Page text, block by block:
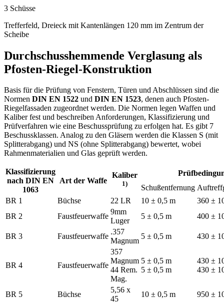
3 Schüsse
Trefferfeld, Dreieck mit Kantenlängen 120 mm im Zentrum der
Scheibe
Durchschusshemmende Verglasung als
Pfosten-Riegel-Konstruktion
Basis für die Prüfung von Fenstern, Türen und Abschlüssen sind die
Normen DIN EN 1522 und DIN EN 1523, denen auch Pfosten-
Riegelfassaden zugeordnet werden. Die Normen legen Waffen und
Kaliber fest und beschreiben Anforderungen, Klassifizierung und
Prüfverfahren wie eine Beschussprüfung zu erfolgen hat. Es gibt 7
Beschussklassen. Analog zu den Gläsern werden die Klassen S (mit
Splitterabgang) und NS (ohne Splitterabgang) bewertet, wobei
Rahmenmaterialien und Glas geprüft werden.
Klassifizierung
nach DIN EN
1063
Art der Waffe
Kaliber
1)
Schußentfernung
BR 1
Büchse 22 LR 10 ± 0,5 m
360 ±
BR 2
Faustfeuerwaffe
9mm
Luger
5 ± 0,5 m 400 ±
BR 3 Faustfeuerwaffe
.357
Magnum
5 ± 0,5 m 430 ±
BR 4 Faustfeuerwaffe
357
Magnum
44 Rem.
Mag.
5 ± 0,5 m
5 ± 0,5 m
430 ±
430 ±
BR 5 Büchse
5,56 x
45
10 ± 0,5 m 950 ±